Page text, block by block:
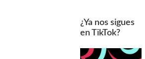
¿Ya nos sigues
en TikTok?